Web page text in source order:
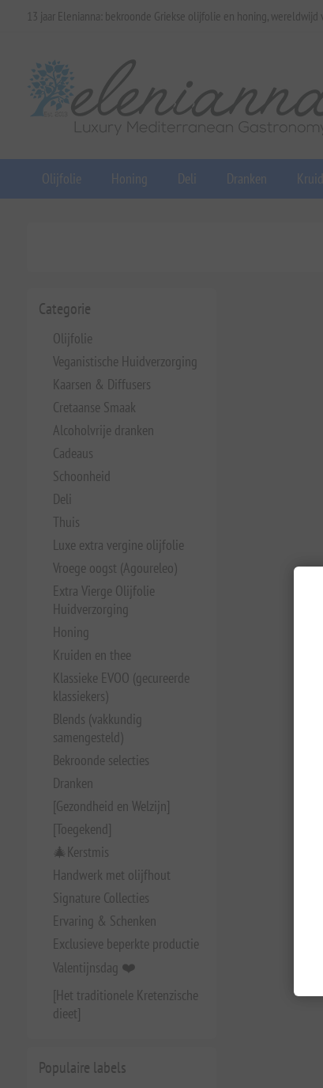
13 jaar Elenianna: bekroonde Griekse olijfolie en honing, wereldwijd
Olijfolie Honing Deli Dranken
Categorie
Olijfolie
Veganistische Huidverzorging
Kaarsen & Diffusers
Cretaanse Smaak
Alcoholvrije dranken
Cadeaus
Schoonheid
Deli
Thuis
Luxe extra vergine olijfolie
Vroege oogst (Agoureleo)
Extra Vierge Olijfolie
Huidverzorging
Honing
Kruiden en thee
Klassieke EVOO (gecureerde
klassiekers)
Blends (vakkundig
samengesteld)
Bekroonde selecties
Dranken
[Gezondheid en Welzijn]
[Toegekend]
🎄Kerstmis
Handwerk met olijfhout
Signature Collecties
Ervaring & Schenken
Exclusieve beperkte productie
Valentijnsdag ❤️
[Het traditionele Kretenzische
dieet]
Populaire labels